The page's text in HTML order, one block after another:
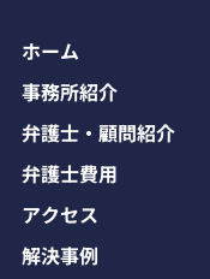
ホーム
事務所紹介
弁護士・顧問紹介
弁護士費用
アクセス
解決事例